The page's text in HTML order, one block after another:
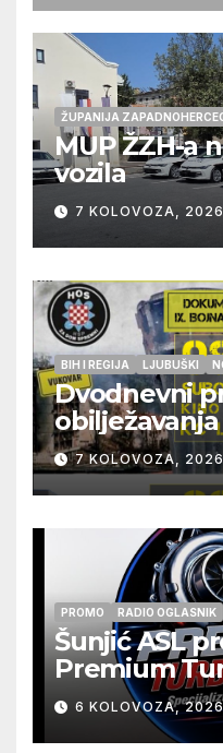
ŽUPANIJA
MUP ŽZH-a
vozila
7 KOLOVOZA, 2026
BIH I REGIJA LJUBUŠKI
Dvodnevni
pogibije
Kraljevića i
pripadnika
7 KOLOVOZA,
PROMO RADIO OGLASNIK
Šunjić ASL
Premium
na jednoj
6 KOLOVOZA,